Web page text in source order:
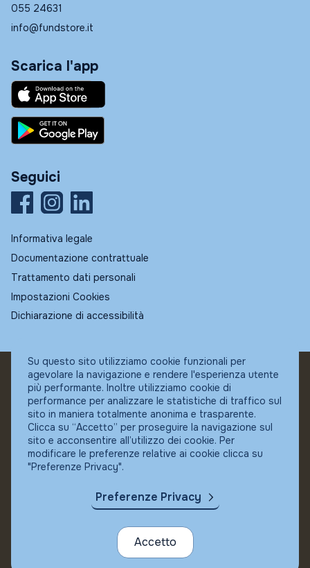
055 24631
info@fundstore.it
Scarica l'app
Seguici
Informativa legale
Documentazione contrattuale
Trattamento dati personali
Impostazioni Cookies
Dichiarazione di accessibilità
© Fundstore
Collocatore autorizzato:
Banca Ifigest SpA
P.Iva: 04337180485
Su questo sito utilizziamo cookie funzionali per
agevolare la navigazione e rendere l'esperienza utente
più performante. Inoltre utilizziamo cookie di
performance per analizzare le statistiche di traffico sul
sito in maniera totalmente anonima e trasparente.
Clicca su “Accetto” per proseguire la navigazione sul
sito e acconsentire all’utilizzo dei cookie. Per
modificare le preferenze relative ai cookie clicca su
"Preferenze Privacy".
Preferenze Privacy
Accetto